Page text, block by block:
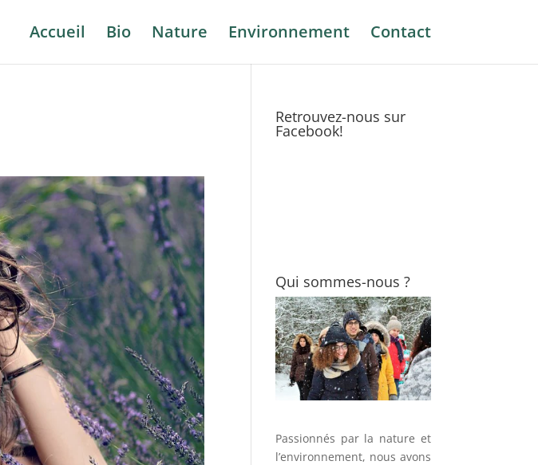
Accueil Bio Nature Environnement Contact
Retrouvez-nous sur
Facebook!
Qui sommes-nous ?
Passionnés par la nature et
l’environnement, nous avons